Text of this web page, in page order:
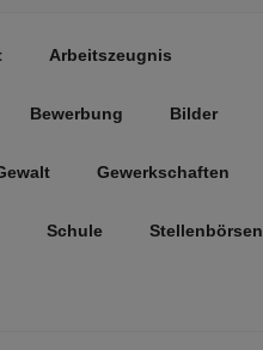
Arbeitszeugnis
Bewerbung Bilder
Gewerkschaften
Schule Stellenbörsen